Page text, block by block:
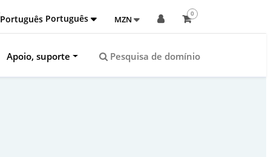
Português MZN
0
Apoio, suporte Pesquisa de domínio